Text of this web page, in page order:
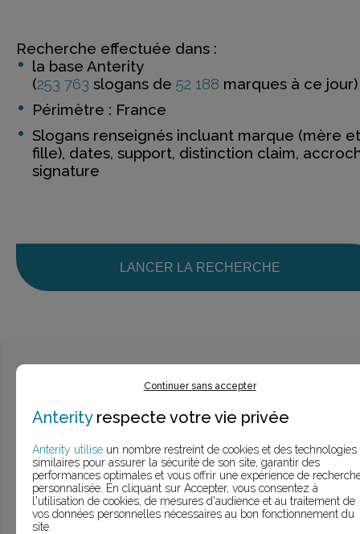
Recherche effectuée dans :
la base Anterity
(253 763 slogans de 52 188 marques à ce jour)
Périmètre : France
Slogans renseignés incluant marque (mère et
fille), dates, support, distinction claim,
signature
LANCER LA RECHERCHE
Ce n’est pas exactement ce que je recherche
> Voir larecherche approfondie
UNE QUESTION ?
Continuer sans accepter
Anterityrespecte votre vie privée
Anterity utilise un nombre restreint de cookies et des technologies
similaires pour assurer la sécurité de son site, garantir des
performances optimales et vous offrir une expérience de
personnalisée. En cliquant sur Accepter, vous consentez à
l'utilisation de cookies, de mesures d'audience et au traitement de
vos données personnelles nécessaires au bon fonctionnement du
site.